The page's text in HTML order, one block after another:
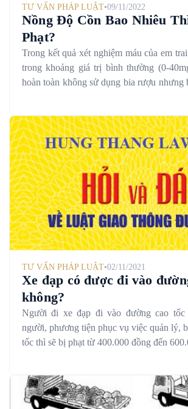
TƯ VẤN PHÁP LUẬT•09/11/2022
Nồng Độ Cồn Bao Nhiêu
Phạt?
Trong kết quả xét nghiệm máu của em
trong khoảng giá trị bình thường (0-
hoàn toàn không sử dụng bia rượu nhưng
ty giải trình giúp em về nồng độ cồn
nghiệm máu của em trai em
TƯ VẤN PHÁP LUẬT•02/11/2021
Xe đạp có được đi vào
không?
Người đi xe đạp đi vào đường cao tốc
người, phương tiện phục vụ việc quản lý,
tốc thì sẽ bị phạt từ 400.000 đồng đến